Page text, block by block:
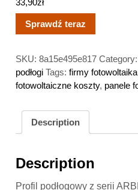
33,90zł
Sprawdź teraz
SKU:8a15e495e817
podłogi Tags:firmy fotowoltaika
fotowoltaiczne koszty, panele
Description
Description
Profil podłogowy z serii